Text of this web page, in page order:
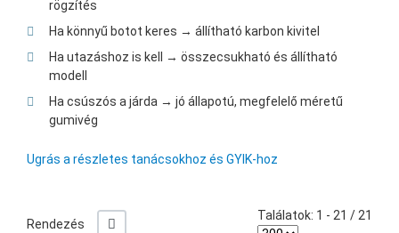
rögzítés
Ha könnyű botot keres → állítható karbon kivitel
Ha utazáshoz is kell → összecsukható és állítható
modell
Ha csúszós a járda → jó állapotú, megfelelő méretű
gumivég
Ugrás a részletes tanácsokhoz és GYIK-hoz
Rendezés +/-
Találatok: 1 - 21 / 21